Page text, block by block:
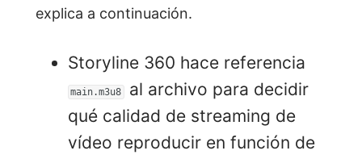
explica a continuación.
Storyline 360 hace referencia
main.m3u8 al archivo para decidir
qué calidad de streaming de
vídeo reproducir en función de